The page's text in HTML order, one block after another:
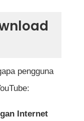
(IDM)
Melalui
pengguna
Internet